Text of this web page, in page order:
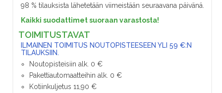
98 % tilauksista lähetetään viimeistään seuraavana päivänä.
Kaikki suodattimet suoraan varastosta!
TOIMITUSTAVAT
ILMAINEN TOIMITUS NOUTOPISTEESEEN YLI 59 €:N
TILAUKSIIN.
Noutopisteisiin alk. 0 €
Pakettiautomaatteihin alk. 0 €
Kotiinkuljetus 11,90 €